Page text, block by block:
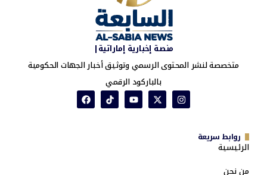
منصة إخبارية إماراتية|
متخصصة لنشر المحتوى الرسمي وتوثيق أخبار الجهات الحكومية
بالباركود الرقمي
روابط سريعة
الرئيسية
من نحن